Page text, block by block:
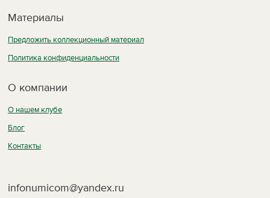
Материалы
Предложить коллекционный материал
Политика конфиденциальности
О компании
О нашем клубе
Блог
Контакты
infonumicom@yandex.ru